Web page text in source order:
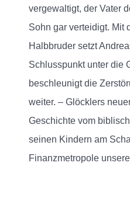
vergewaltigt, der Vater
Sohn gar verteidigt. Mit
Halbbruder setzt
Schlusspunkt unter die
beschleunigt die
weiter. – Glöcklers
Geschichte vom
seinen Kindern am
Finanzmetropole